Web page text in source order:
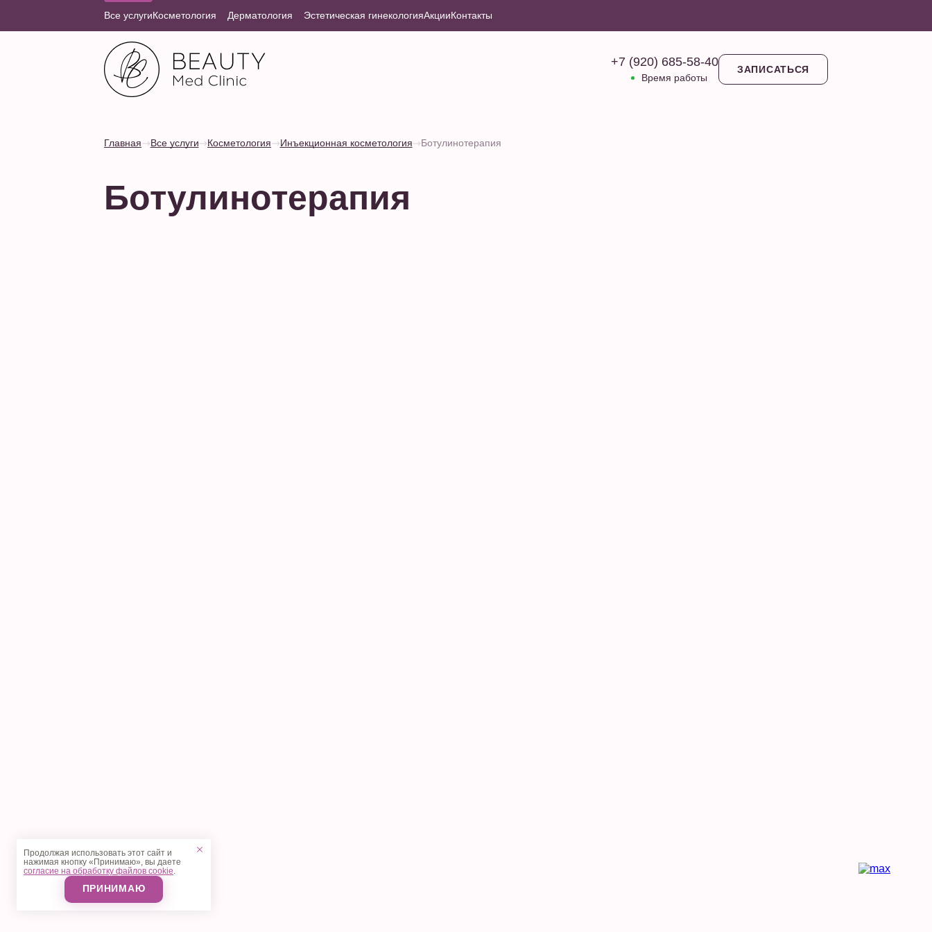
Все услугиКосметология Дерматология Эстетическая гинекологияАкцииКонтакты
+7 (920) 685-58-40
Время работы
ЗАПИСАТЬСЯ
Главная Все услуги Косметология Инъекционная косметология Ботулинотерапия
Ботулинотерапия
Продолжая использовать этот сайт и
нажимая кнопку «Принимаю», вы даете
согласие на обработку файлов cookie.
ПРИНИМАЮ